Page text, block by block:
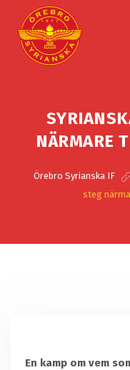
NÄRMARE
Örebro Syrianska IF
steg
En kamp om vem